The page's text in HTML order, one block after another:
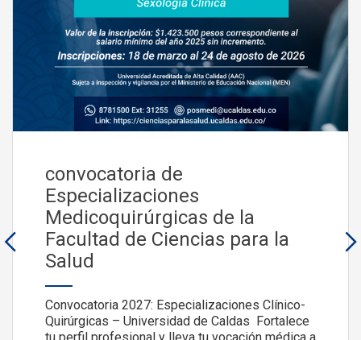
convocatoria de
Especializaciones
Medicoquirúrgicas de la
Facultad de Ciencias para la
Salud
Convocatoria 2027: Especializaciones Clínico-
Quirúrgicas – Universidad de Caldas Fortalece
tu perfil profesional y lleva tu vocación médica a